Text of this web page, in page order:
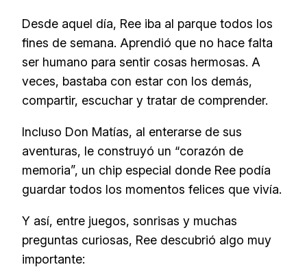
Desde aquel día, Ree iba al parque todos los
fines de semana. Aprendió que no hace falta
ser humano para sentir cosas hermosas. A
veces, bastaba con estar con los demás,
compartir, escuchar y tratar de comprender.
Incluso Don Matías, al enterarse de sus
aventuras, le construyó un “corazón de
memoria”, un chip especial donde Ree podía
guardar todos los momentos felices que vivía.
Y así, entre juegos, sonrisas y muchas
preguntas curiosas, Ree descubrió algo muy
importante: